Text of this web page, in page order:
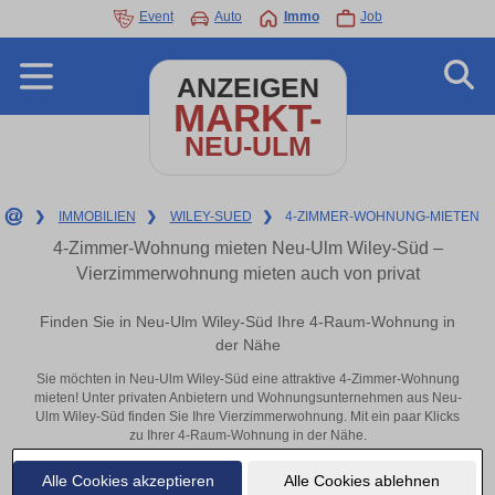
Alle Cookies akzeptieren Alle Cookies ablehnen
Event Auto Immo Job
ANZEIGEN
MARKT-
NEU-ULM
❯ IMMOBILIEN ❯ WILEY-SUED ❯ 4-ZIMMER-WOHNUNG-MIETEN
4-Zimmer-Wohnung mieten Neu-Ulm Wiley-Süd –
Vierzimmerwohnung mieten auch von privat
Finden Sie in Neu-Ulm Wiley-Süd Ihre 4-Raum-Wohnung in
der Nähe
Sie möchten in Neu-Ulm Wiley-Süd eine attraktive 4-Zimmer-Wohnung
mieten! Unter privaten Anbietern und Wohnungsunternehmen aus Neu-
Ulm Wiley-Süd finden Sie Ihre Vierzimmerwohnung. Mit ein paar Klicks
zu Ihrer 4-Raum-Wohnung in der Nähe.
Aktuelle Wohnung zum mieten